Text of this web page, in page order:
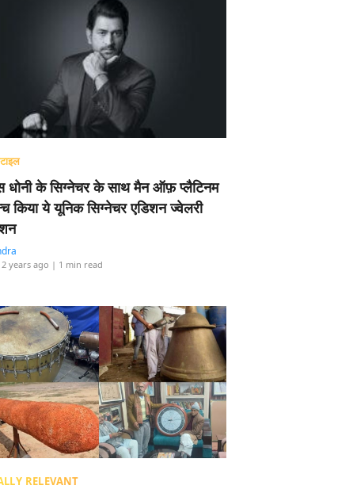
धोनी के सिग्नेचर के साथ मैन ऑफ़ प्लैटिनम
किया ये यूनिक सिग्नेचर एडिशन ज्वेलरी
years ago | 1 min read
RELEVANT